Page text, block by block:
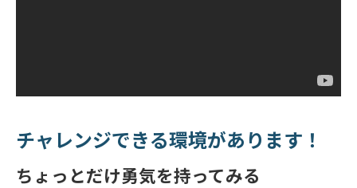
チャレンジできる環境があります！
ちょっとだけ勇気を持ってみる